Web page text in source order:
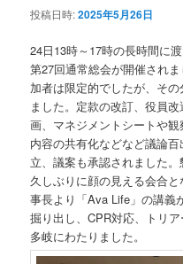
ン
ツ
へ
移
動
ツ
へ
移
動
シ
ン
投稿日時:2025年5月26日
24日13時～17時の長時間に
第27回通常総会が開催され
加者は限定的でしたが、そ
ました。定款の改訂、役員
画、マネジメントシートや
内容の共有化などなど議論
立、議案も承認されました。
久しぶりに顔の見える会合
事長より「Ava Life」の講義
掘り出し、CPR対応、トリ
多岐にわたりました。